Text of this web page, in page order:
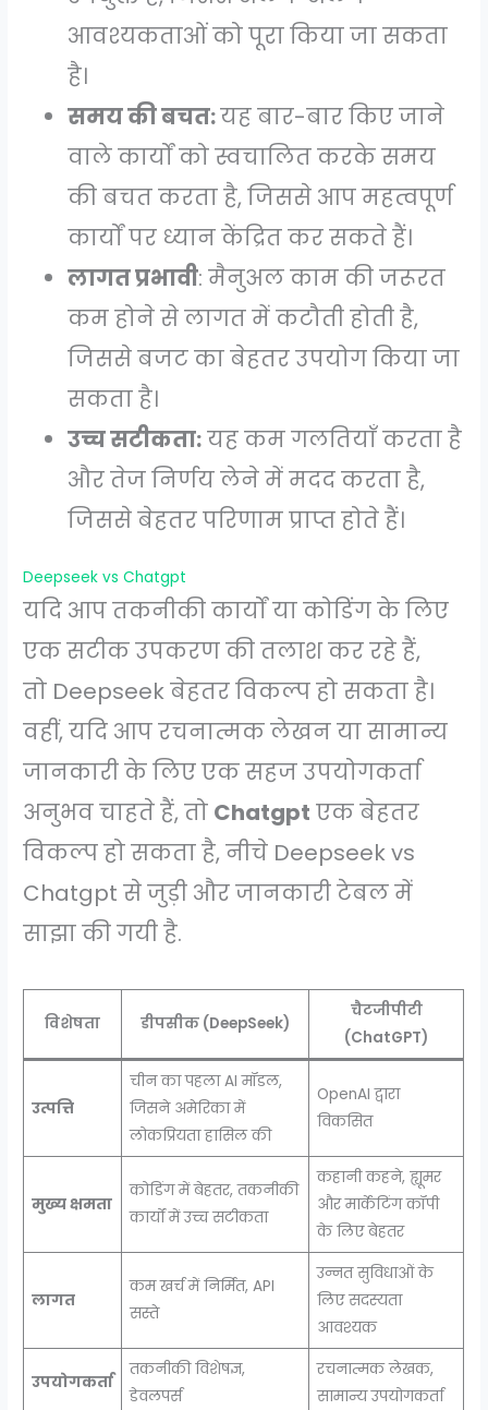
आवश्यकताओं को पूरा किया जा सकता
है।
समय की बचत:यह बार-बार किए जाने
वाले कार्यों को स्वचालित करके समय
की बचत करता है, जिससे आप महत्वपूर्ण
कार्यों पर ध्यान केंद्रित कर सकते हैं।
लागत प्रभावी: मैनुअल काम की जरूरत
कम होने से लागत में कटौती होती है,
जिससे बजट का बेहतर उपयोग किया जा
सकता है।
उच्च सटीकता:यह कम गलतियाँ करता है
और तेज निर्णय लेने में मदद करता है,
जिससे बेहतर परिणाम प्राप्त होते हैं।
Deepseek vs Chatgpt
यदि आप तकनीकी कार्यों या कोडिंग के लिए
एक सटीक उपकरण की तलाश कर रहे हैं,
तो Deepseek बेहतर विकल्प हो सकता है।
वहीं, यदि आप रचनात्मक लेखन या सामान्य
जानकारी के लिए एक सहज उपयोगकर्ता
अनुभव चाहते हैं, तो Chatgpt एक बेहतर
विकल्प हो सकता है, नीचे Deepseek vs
Chatgpt से जुड़ी और जानकारी टेबल में
साझा की गयी है.
विशेषता डीपसीक (DeepSeek)
चैटजीपीटी
(ChatGPT)
उत्पत्ति
चीन का पहला AI मॉडल,
जिसने अमेरिका में
लोकप्रियता हासिल की
OpenAI द्वारा
विकसित
मुख्य क्षमता
कोडिंग में बेहतर, तकनीकी
कार्यों में उच्च सटीकता
कहानी कहने, ह्यूमर
और मार्केटिंग कॉपी
के लिए बेहतर
लागत
कम खर्च में निर्मित, API
सस्ते
उन्नत सुविधाओं के
लिए सदस्यता
आवश्यक
उपयोगकर्ता
तकनीकी विशेषज्ञ,
डेवलपर्स
रचनात्मक लेखक,
सामान्य उपयोगकर्ता